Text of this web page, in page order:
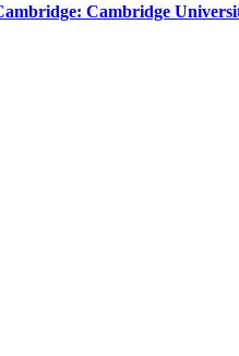
Cambridge